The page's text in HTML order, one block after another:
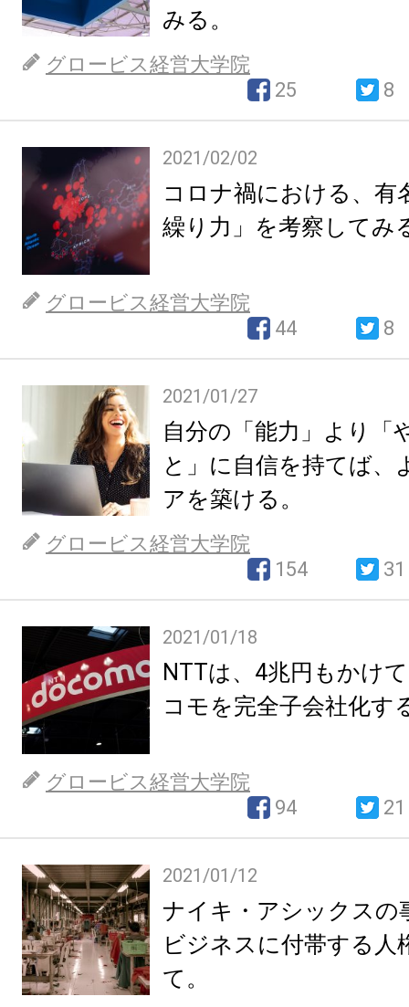
みる。
グロービス経営大学院
25
8
2021/02/02
コロナ禍における、有
繰り力」を考察してみ
グロービス経営大学院
44
8
2021/01/27
自分の「能力」より「
と」に自信を持てば、
アを築ける。
グロービス経営大学院
154
31
2021/01/18
NTTは、4兆円もかけ
コモを完全子会社化す
グロービス経営大学院
94
21
2021/01/12
ナイキ・アシックスの
ビジネスに付帯する人
て。